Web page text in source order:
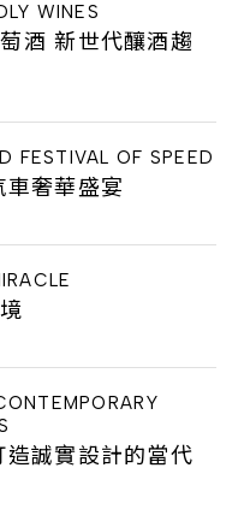
WINES
酒 新世代釀酒趨
FESTIVAL OF SPEED
奢華盛宴
造誠實設計的當代